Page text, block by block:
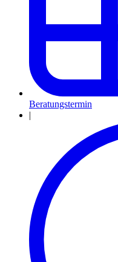
Beratungstermin
|